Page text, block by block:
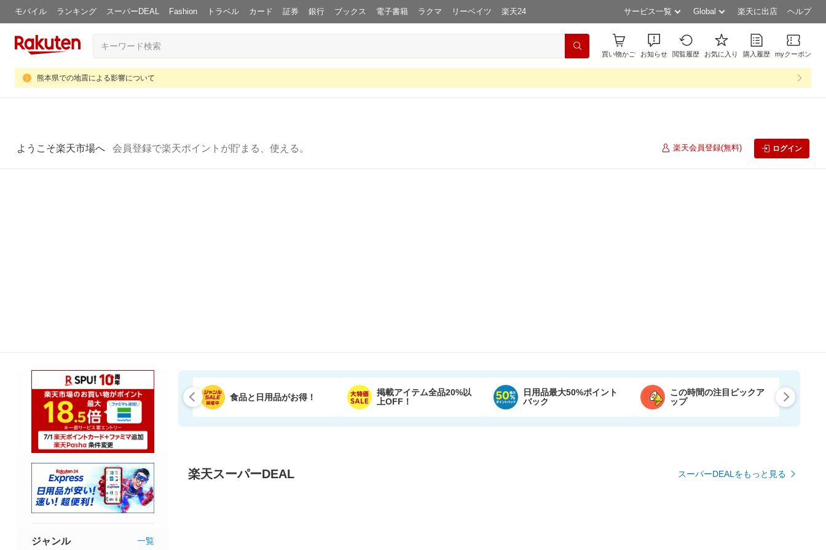
モバイル ランキング スーパーDEAL Fashion トラベル カード 証券 銀行 ブックス 電子書籍 ラクマ リーベイツ 楽天24 サービス一覧 Global 楽天に出店 ヘルプ
買い物かご お知らせ 閲覧履歴 お気に入り 購入履歴 myクーポン
熊本県での地震による影響について
ようこそ楽天市場へ 会員登録で楽天ポイントが貯まる、使える。 楽天会員登録(無料) ログイン
食品と日用品がお得！
掲載アイテム全品20%以
上OFF！
日用品最大50%ポイント
バック
この時間の注目ピックア
ップ
楽天スーパーDEAL スーパーDEALをもっと見る
ジャンル 一覧